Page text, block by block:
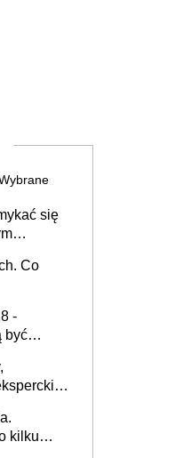
się
Co
-
być
-
kilku